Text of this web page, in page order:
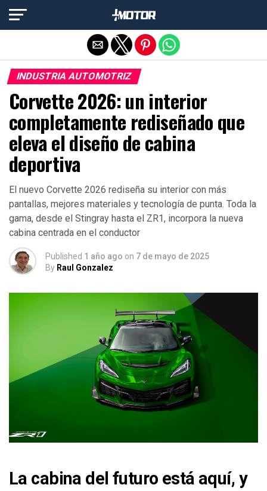
INDUSTRIA AUTOMOTRIZ
Corvette 2026: un interior
completamente rediseñado que
eleva el diseño de cabina
deportiva
El nuevo Corvette 2026 rediseña su interior con más
pantallas, mejores materiales y tecnología de punta. Toda la
gama, desde el Stingray hasta el ZR1, incorpora la nueva
cabina centrada en el conductor
Published 1 año ago on 7 de mayo de 2025
By Raul Gonzalez
La cabina del futuro está aquí, y
Salir de la versión móvil